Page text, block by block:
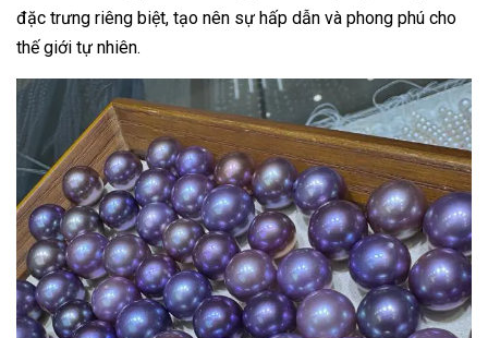
đặc trưng riêng biệt, tạo nên sự hấp dẫn và phong phú cho
thế giới tự nhiên.